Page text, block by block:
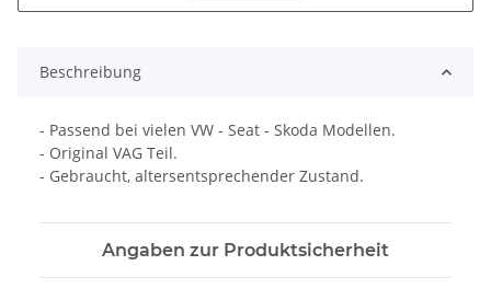
Beschreibung
- Passend bei vielen VW - Seat - Skoda Modellen.
- Original VAG Teil.
- Gebraucht, altersentsprechender Zustand.
Angaben zur Produktsicherheit